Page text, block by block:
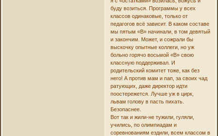
буду возиться. Программы у всех
классов одинаковые, только от
педагогов всё зависит. В каком составе
мы пятым «В» начинали, в том девятый
и закончим. Может, и сожрали бы
выскочку опытные коллеги, но уж
больно горячо восьмой «В» свою
классную поддерживал. И
родительский комитет тоже, как без
него! А против мам и пап, за своих чад
ратующих, даже директор идти
поостережется. Лучше уж в цирк,
львам голову в пасть пихать.
Безопаснее.
Вот так и жили-не тужили, гуляли,
учились, по олимпиадам и
соревнованиям ездили, всем классом в